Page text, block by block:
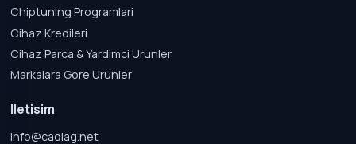
Chiptuning Programlari
Cihaz Kredileri
Cihaz Parca & Yardimci Urunler
Markalara Gore Urunler
Iletisim
info@cadiag.net